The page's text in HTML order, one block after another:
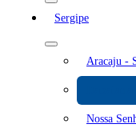
Sergipe
Aracaju -
Nossa